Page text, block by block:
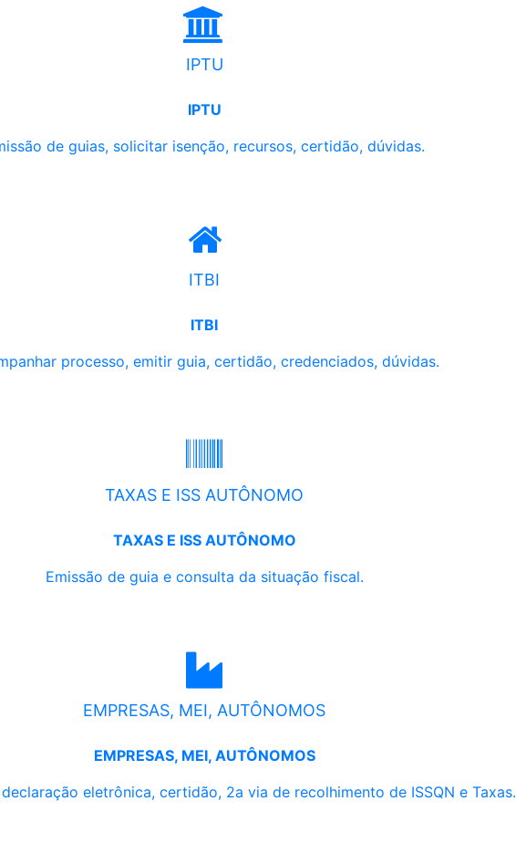
IPTU
IPTU
de guias, solicitar isenção, recursos, certidão, dúvidas.
ITBI
ITBI
processo, emitir guia, certidão, credenciados, dúvidas.
TAXAS E ISS AUTÔNOMO
TAXAS E ISS AUTÔNOMO
Emissão de guia e consulta da situação fiscal.
EMPRESAS, MEI, AUTÔNOMOS
EMPRESAS, MEI, AUTÔNOMOS
eletrônica, certidão, 2a via de recolhimento de ISSQN e Taxas.